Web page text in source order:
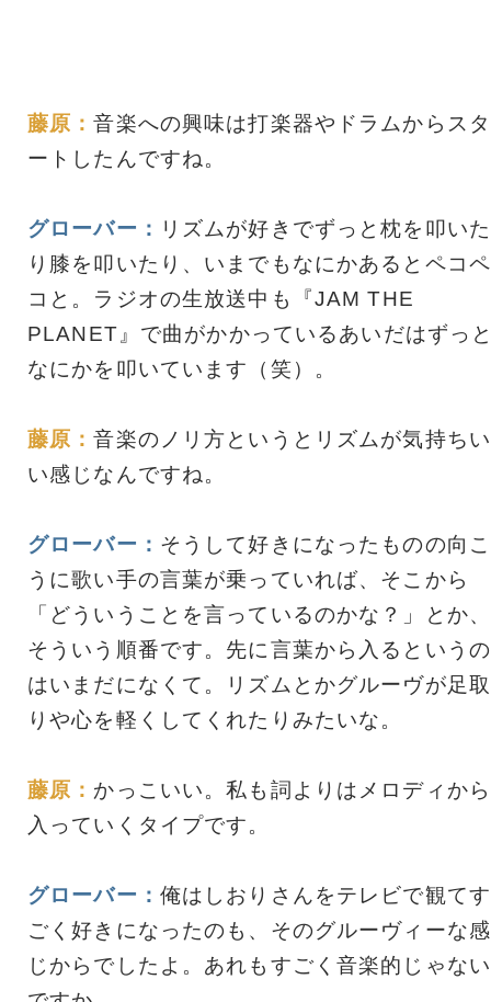
藤原：音楽への興味は打楽器やドラムからスタ
ートしたんですね。
グローバー： リズムが好きでずっと枕を叩いた
り膝を叩いたり、いまでもなにかあるとペコペ
コと。ラジオの生放送中も『JAM THE
PLANET』で曲がかかっているあいだはずっ
なにかを叩いています（笑）。
藤原：音楽のノリ方というとリズムが気持ちい
い感じなんですね。
グローバー： そうして好きになったものの向こ
うに歌い手の言葉が乗っていれば、そこから
「どういうことを言っているのかな？」とか、
そういう順番です。先に言葉から入るというの
はいまだになくて。リズムとかグルーヴが足取
りや心を軽くしてくれたりみたいな。
藤原： かっこいい。私も詞よりはメロディから
入っていくタイプです。
グローバー： 俺はしおりさんをテレビで観てす
ごく好きになったのも、そのグルーヴィーな感
じからでしたよ。あれもすごく音楽的じゃない